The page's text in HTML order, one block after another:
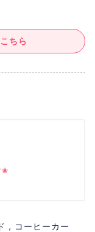
ちら
❀
，コーヒーカー